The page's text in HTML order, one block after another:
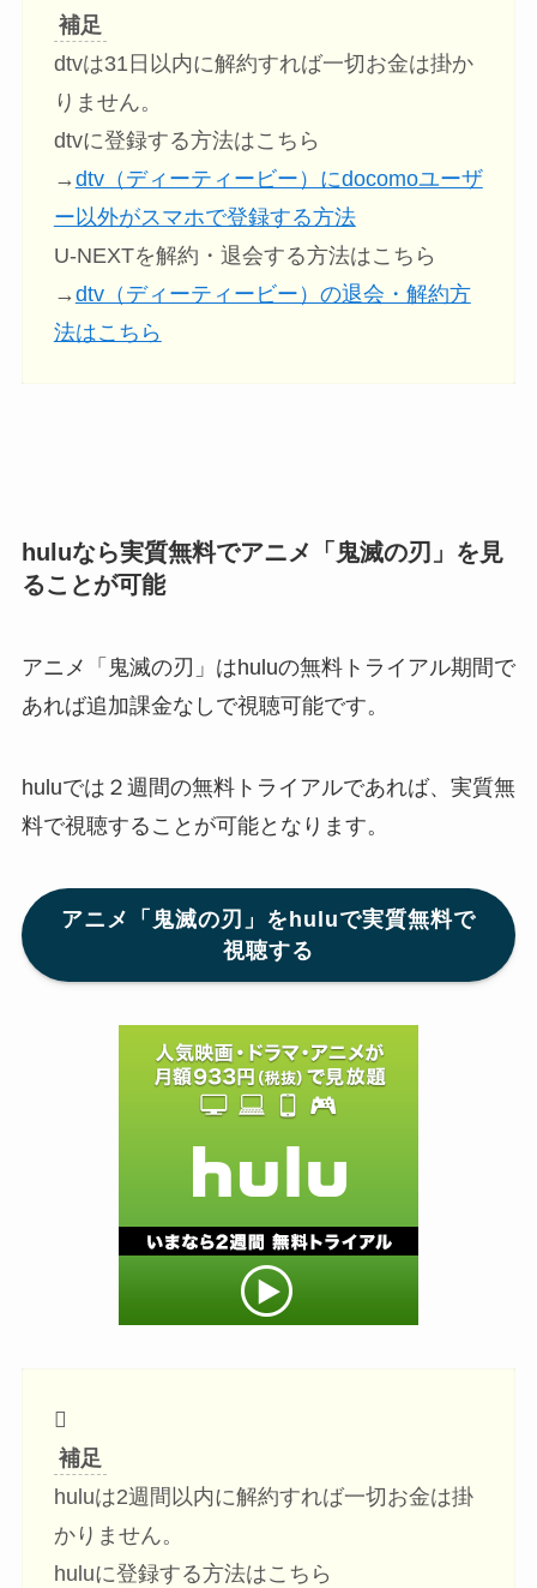
補足
dtvは31日以内に解約すれば一切お金は掛か
りません。
dtvに登録する方法はこちら
→dtv（ディーティービー）にdocomoユーザ
ー以外がスマホで登録する方法
U-NEXTを解約・退会する方法はこちら
→dtv（ディーティービー）の退会・解約方
法はこちら
huluなら実質無料でアニメ「鬼滅の刃」を見
ることが可能
アニメ「鬼滅の刃」はhuluの無料トライアル期間で
あれば追加課金なしで視聴可能です。
huluでは２週間の無料トライアルであれば、実質無
料で視聴することが可能となります。
アニメ「鬼滅の刃」をhuluで実質無料で
視聴する
補足
huluは2週間以内に解約すれば一切お金は掛
かりません。
huluに登録する方法はこちら